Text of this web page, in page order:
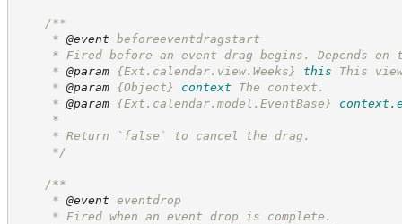
/**
* @event beforeeventdragstart
* Fired before an event drag begins. Depends on
* @param {Ext.calendar.view.Weeks} this
This
* @param {Object} context
The context.
* @param {Ext.calendar.model.EventBase}
*
* Return `false` to cancel the drag.
*/
/**
* @event eventdrop
* Fired when an event drop is complete.